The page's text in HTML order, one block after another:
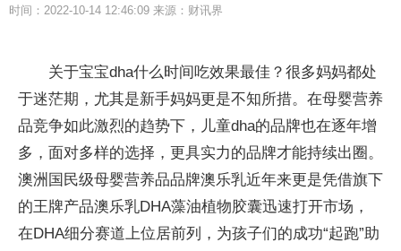
时间：2022-10-14 12:46:09 来源：财讯界
关于宝宝dha什么时间吃效果最佳？很多妈妈都处
于迷茫期，尤其是新手妈妈更是不知所措。在母婴营养
品竞争如此激烈的趋势下，儿童dha的品牌也在逐年增
多，面对多样的选择，更具实力的品牌才能持续出圈。
澳洲国民级母婴营养品品牌澳乐乳近年来更是凭借旗下
的王牌产品澳乐乳DHA藻油植物胶囊迅速打开市场，
在DHA细分赛道上位居前列，为孩子们的成功“起跑”助